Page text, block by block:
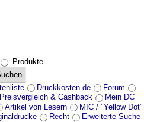
Produkte
Druckkosten.de
Forum
Preisvergleich & Cashback
Mein DC
Artikel von Lesern
MIC / "Yellow Dot"
Recht
Erweiterte Suche
geladen...